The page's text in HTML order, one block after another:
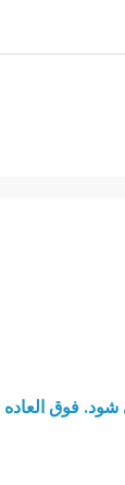
شود. فوق العاده